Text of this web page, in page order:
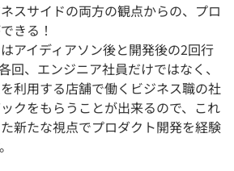
スサイドの両方の観点からの、プロ
きる！
アイディアソン後と開発後の2回行
回、エンジニア社員だけではなく、
利用する店舗で働くビジネス職の社
クをもらうことが出来るので、これ
新たな視点でプロダクト開発を経験